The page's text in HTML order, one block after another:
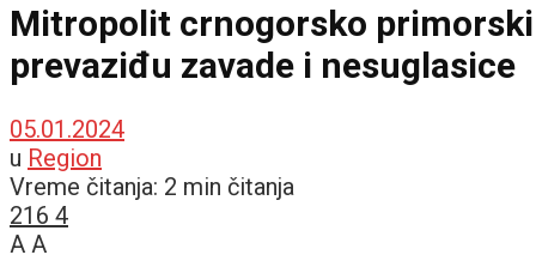
Mitropolit crnogorsko primorski
prevaziđu zavade i nesuglasice
05.01.2024
u Region
Vreme čitanja: 2 min čitanja
216 4
A A